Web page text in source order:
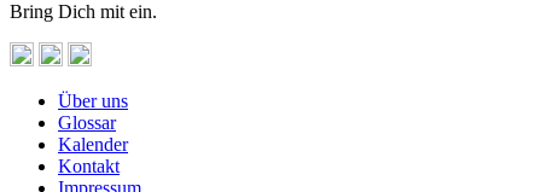
Bring Dich mit ein.
Über uns
Glossar
Kalender
Kontakt